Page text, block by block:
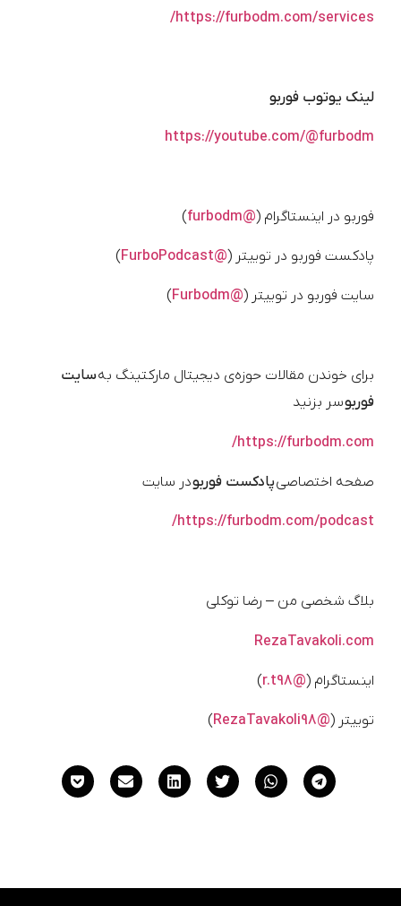
https://furbodm.com/services/
لینک یوتوب فوربو
https://youtube.com/@furbodm
فوربو در اینستاگرام (@furbodm
)
پادکست فوربو در توییتر (@FurboPodcast
)
سایت فوربو در توییتر (@Furbodm
)
برای خوندن مقالات حوزه‌ی دیجیتال مارکتینگ بهسایت
فوربوسر بزنید
https://furbodm.com/
صفحه اختصاصیپادکست فوربودر سایت
https://furbodm.com/podcast/
بلاگ شخصی من – رضا توکلی
RezaTavakoli.com
اینستاگرام (@r.t98
)
توییتر (@RezaTavakoli98
)